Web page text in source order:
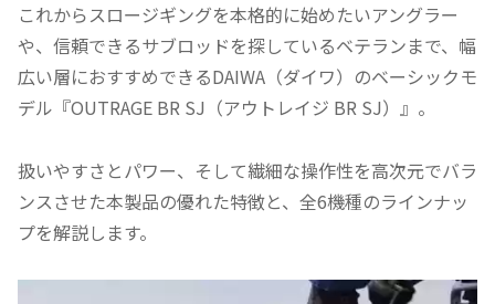
これからスロージギングを本格的に始めたいアングラー
や、信頼できるサブロッドを探しているベテランまで、幅
広い層におすすめできるDAIWA（ダイワ）のベーシックモ
デル『OUTRAGE BR SJ（アウトレイジ BR SJ）』。
扱いやすさとパワー、そして繊細な操作性を高次元でバラ
ンスさせた本製品の優れた特徴と、全6機種のラインナッ
プを解説します。